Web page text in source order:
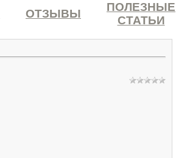
ОТЗЫВЫ
ПОЛЕЗНЫЕ
СТАТЬИ